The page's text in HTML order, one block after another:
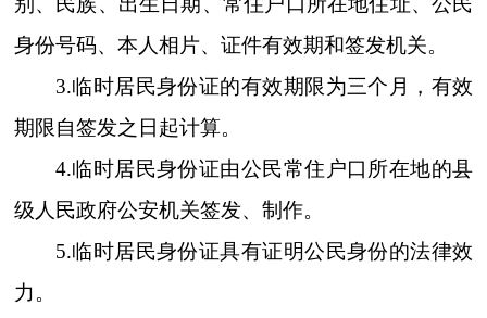
身份号码、本人相片、证件有效期和签发机关。
3.临时居民身份证的有效期限为三个月，有效
期限自签发之日起计算。
4.临时居民身份证由公民常住户口所在地的县
级人民政府公安机关签发、制作。
5.临时居民身份证具有证明公民身份的法律效
力。